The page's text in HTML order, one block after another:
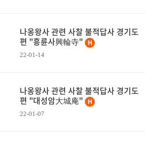
나옹왕사 관련 사찰 불적답사 경기도
편 "흥륜사興輪寺"
22-01-14
나옹왕사 관련 사찰 불적답사 경기도
편 "대성암大城庵"
22-01-07